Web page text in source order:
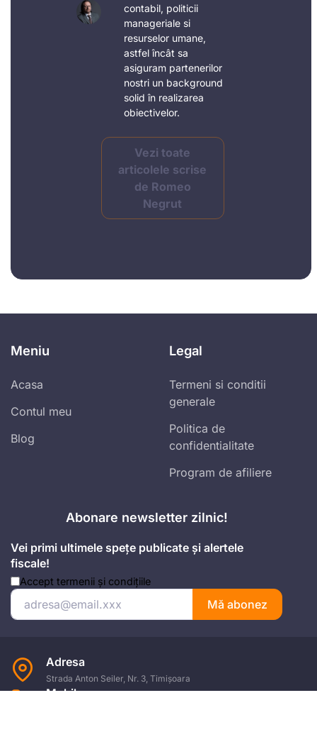
contabil, politicii
manageriale si
resurselor umane,
astfel încât sa
asiguram partenerilor
nostri un background
solid în realizarea
obiectivelor.
Vezi toate
articolele scrise
de Romeo
Negrut
Meniu
Acasa
Contul meu
Blog
Legal
Termeni si conditii
generale
Politica de
confidentialitate
Program de afiliere
Abonare newsletter zilnic!
Vei primi ultimele spețe publicate și alertele
fiscale!
Accept termenii și condițiile
Mă abonez
Adresa
Strada Anton Seiler, Nr. 3, Timișoara
Mobil